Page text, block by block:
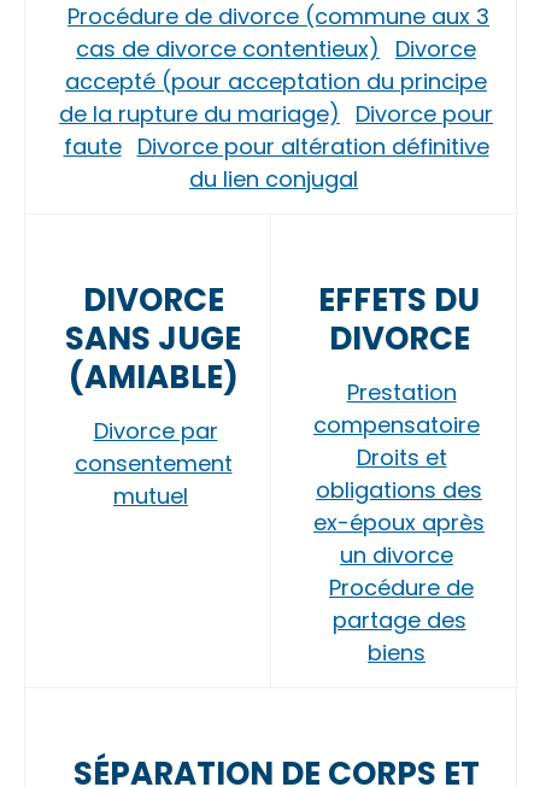
Procédure de divorce (commune aux 3
cas de divorce contentieux)
Divorce
accepté (pour acceptation du principe
de la rupture du mariage)
Divorce pour
faute Divorce pour altération définitive
du lien conjugal
DIVORCE
SANS JUGE
(AMIABLE)
Divorce par
consentement
mutuel
EFFETS DU
DIVORCE
Prestation
compensatoire
Droits et
obligations des
ex-époux après
un divorce
Procédure de
partage des
biens
SÉPARATION DE CORPS ET